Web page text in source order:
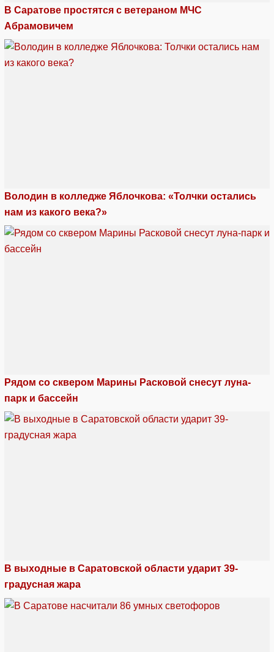
В Саратове простятся с ветераном МЧС
Абрамовичем
Володин в колледже Яблочкова: «Толчки остались
нам из какого века?»
Рядом со сквером Марины Расковой снесут луна-
парк и бассейн
В выходные в Саратовской области ударит 39-
градусная жара